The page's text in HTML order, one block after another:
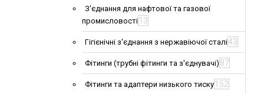
З'єднання для нафтової та газової
промисловості 13
Гігієнічні з'єднання з нержавіючої сталі43
Фітинги (трубні фітинги та з'єднувачі) 87
Фітинги та адаптери низького тиску 152